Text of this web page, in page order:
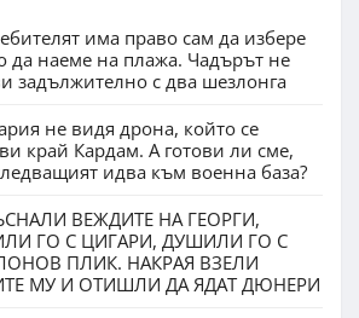
има право сам да избере
да наеме на плажа. Чадърът не
задължително с два шезлонга
не видя дрона, който се
край Кардам. А готови ли сме,
идва към военна база?
ВЕЖДИТЕ НА ГЕОРГИ,
ГО С ЦИГАРИ, ДУШИЛИ ГО С
ПЛИК. НАКРАЯ ВЗЕЛИ
МУ И ОТИШЛИ ДА ЯДАТ ДЮНЕРИ